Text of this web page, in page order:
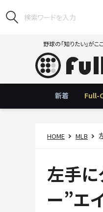
野球の「知りたい」が
新着 Full-
HOME MLB
左手に
ー”エ